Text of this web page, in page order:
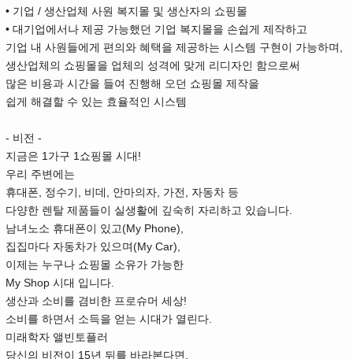
• 기업 / 생산업체 사원 복지몰 및 생산자의 쇼핑몰
• 대기업에서나 제공 가능했던 기업 복지몰을 손쉽게 제작하고
기업 내 사원들에게 편의와 혜택을 제공하는 시스템 구현이 가능하며,
생산업체의 쇼핑몰을 업체의 성격에 맞게 리디자인 함으로써
많은 비용과 시간을 들여 진행해 오던 쇼핑몰 제작을
쉽게 해결할 수 있는 효율적인 시스템
- 비전 -
지금은 1가구 1쇼핑몰 시대!
우리 주변에는
휴대폰, 정수기, 비데, 안마의자, 가전, 자동차 등
다양한 렌탈 제품들이 실생활에 깊숙히 자리하고 있습니다.
남녀노소 휴대폰이 있고(My Phone),
집집마다 자동차가 있으며(My Car),
이제는 누구나 쇼핑몰 소유가 가능한
My Shop 시대 입니다.
생산과 소비를 겸비한 프로슈머 세상!
소비를 하면서 소득을 얻는 시대가 열린다.
미래학자 앨빈토플러
당신의 비전이 15년 뒤를 바라본다면,